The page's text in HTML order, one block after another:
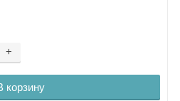
+
корзину